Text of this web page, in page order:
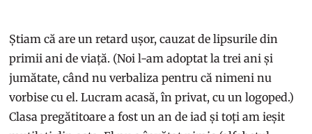
Știam că are un retard ușor, cauzat de lipsurile din
primii ani de viață. (Noi l-am adoptat la trei ani și
jumătate, când nu verbaliza pentru că nimeni nu
vorbise cu el. Lucram acasă, în privat, cu un logoped.)
Clasa pregătitoare a fost un an de iad și toți am ieșit